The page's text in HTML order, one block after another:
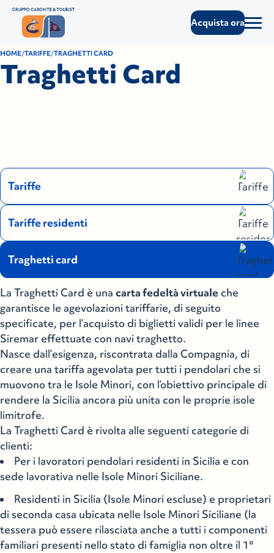
Acquista ora
HOME TARIFFE TRAGHETTI CARD
Traghetti Card
Tariffe
Tariffe residenti
Traghetti card
La Traghetti Card è una carta fedeltà virtuale che
garantisce le agevolazioni tariffarie, di seguito
specificate, per l’acquisto di biglietti validi per le linee
Siremar effettuate con navi traghetto.
Nasce dall’esigenza, riscontrata dalla Compagnia, di
creare una tariffa agevolata per tutti i pendolari che si
muovono tra le Isole Minori, con l’obiettivo principale di
rendere la Sicilia ancora più unita con le proprie isole
limitrofe.
La Traghetti Card è rivolta alle seguenti categorie di
clienti:
Per i lavoratori pendolari residenti in Sicilia e con
sede lavorativa nelle Isole Minori Siciliane.
Residenti in Sicilia (Isole Minori escluse) e proprietari
di seconda casa ubicata nelle Isole Minori Siciliane (la
tessera può essere rilasciata anche a tutti i componenti
familiari presenti nello stato di famiglia non oltre il 1°